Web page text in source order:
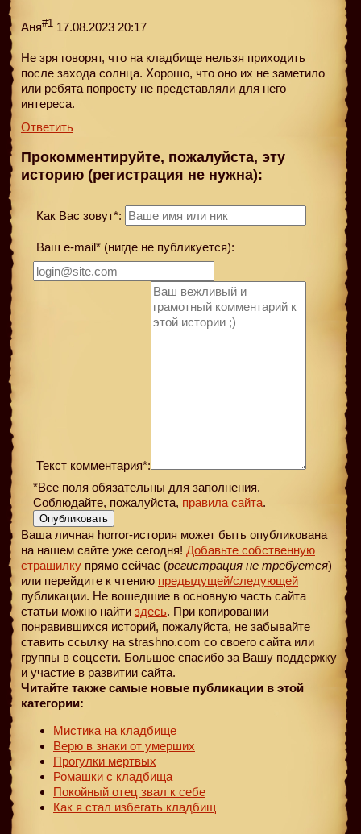
Аня#1 17.08.2023 20:17
Не зря говорят, что на кладбище нельзя приходить
после захода солнца. Хорошо, что оно их не заметило
или ребята попросту не представляли для него
интереса.
Ответить
Прокомментируйте, пожалуйста, эту
историю (регистрация не нужна):
Как Вас зовут*:
Ваш e-mail* (нигде не публикуется):
Текст комментария*:
*Все поля обязательны для заполнения.
Соблюдайте, пожалуйста, правила сайта.
Опубликовать
Ваша личная horror-история может быть опубликована
на нашем сайте уже сегодня! Добавьте собственную
страшилку прямо сейчас (регистрация не требуется)
или перейдите к чтению предыдущей/следующей
публикации. Не вошедшие в основную часть сайта
статьи можно найти здесь. При копировании
понравившихся историй, пожалуйста, не забывайте
ставить ссылку на strashno.com со своего сайта или
группы в соцсети. Большое спасибо за Вашу поддержку
и участие в развитии сайта.
Читайте также самые новые публикации в этой
категории:
Мистика на кладбище
Верю в знаки от умерших
Прогулки мертвых
Ромашки с кладбища
Покойный отец звал к себе
Как я стал избегать кладбищ